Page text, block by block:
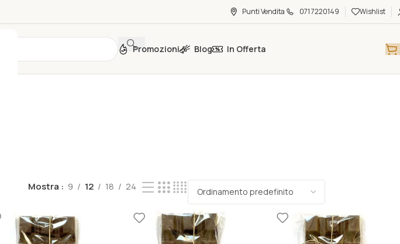
Punti Vendita 071 7220149 Wishlist
Promozioni Blog In Offerta
Mostra 9 12 18 24